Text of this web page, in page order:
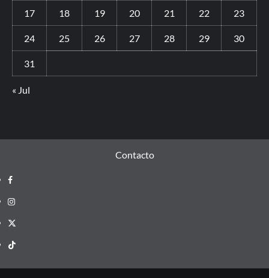
17 18 19 20 21 22 23
24 25 26 27 28 29 30
31
« Jul
Contacto